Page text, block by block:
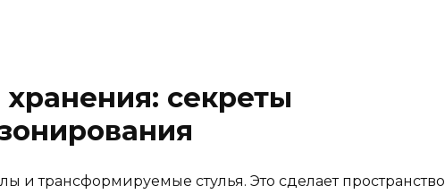
секреты
и трансформируемые стулья. Это сделает пространство